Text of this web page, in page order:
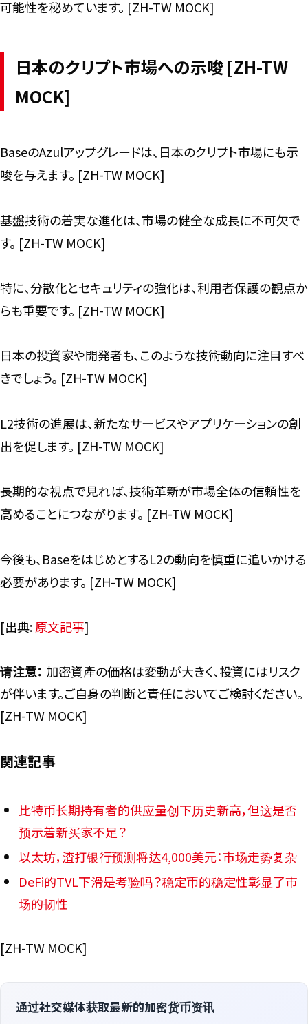
可能性を秘めています。 [ZH-TW MOCK]
日本のクリプト市場への示唆 [ZH-TW
MOCK]
BaseのAzulアップグレードは、日本のクリプト市場にも示
唆を与えます。 [ZH-TW MOCK]
基盤技術の着実な進化は、市場の健全な成長に不可欠で
す。 [ZH-TW MOCK]
特に、分散化とセキュリティの強化は、利用者保護の観点か
らも重要です。 [ZH-TW MOCK]
日本の投資家や開発者も、このような技術動向に注目すべ
きでしょう。 [ZH-TW MOCK]
L2技術の進展は、新たなサービスやアプリケーションの創
出を促します。 [ZH-TW MOCK]
長期的な視点で見れば、技術革新が市場全体の信頼性を
高めることにつながります。 [ZH-TW MOCK]
今後も、BaseをはじめとするL2の動向を慎重に追いかける
必要があります。 [ZH-TW MOCK]
[出典:原文記事]
请注意： 加密資產の価格は変動が大きく、投資にはリスク
が伴います。ご自身の判断と責任においてご検討ください。
[ZH-TW MOCK]
関連記事
比特币长期持有者的供应量创下历史新高，但这是否
预示着新买家不足？
以太坊，渣打银行预测将达4,000美元：市场走势复杂
DeFi的TVL下滑是考验吗？稳定币的稳定性彰显了市
场的韧性
[ZH-TW MOCK]
通过社交媒体获取最新的加密货币资讯